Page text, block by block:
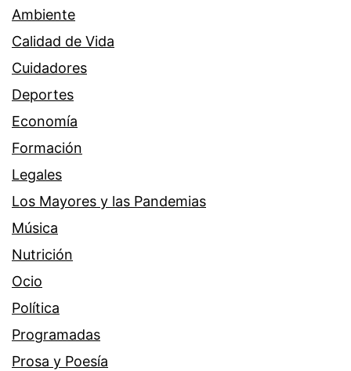
Ambiente
Calidad de Vida
Cuidadores
Deportes
Economía
Formación
Legales
Los Mayores y las Pandemias
Música
Nutrición
Ocio
Política
Programadas
Prosa y Poesía